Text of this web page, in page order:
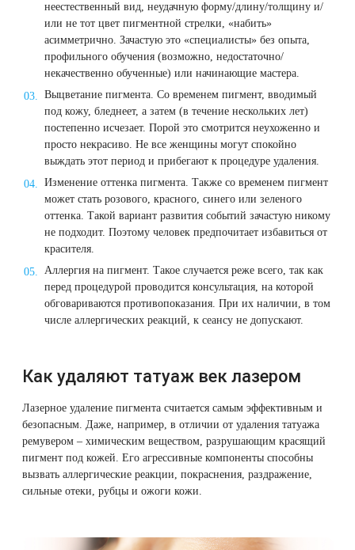
неестественный вид, неудачную форму/длину/толщину и/
или не тот цвет пигментной стрелки, «набить»
асимметрично. Зачастую это «специалисты» без опыта,
профильного обучения (возможно, недостаточно/
некачественно обученные) или начинающие мастера.
Выцветание пигмента. Со временем пигмент, вводимый
под кожу, бледнеет, а затем (в течение нескольких лет)
постепенно исчезает. Порой это смотрится неухоженно и
просто некрасиво. Не все женщины могут спокойно
выждать этот период и прибегают к процедуре удаления.
Изменение оттенка пигмента. Также со временем пигмент
может стать розового, красного, синего или зеленого
оттенка. Такой вариант развития событий зачастую никому
не подходит. Поэтому человек предпочитает избавиться от
красителя.
Аллергия на пигмент. Такое случается реже всего, так как
перед процедурой проводится консультация, на которой
обговариваются противопоказания. При их наличии, в том
числе аллергических реакций, к сеансу не допускают.
Как удаляют татуаж век лазером
Лазерное удаление пигмента считается самым эффективным и
безопасным. Даже, например, в отличии от удаления татуажа
ремувером – химическим веществом, разрушающим красящий
пигмент под кожей. Его агрессивные компоненты способны
вызвать аллергические реакции, покраснения, раздражение,
сильные отеки, рубцы и ожоги кожи.
QOOL- омоложение
Карбоновый пилинг
Лазерное лечение ринофимы
Лазерное лечение розацеа
Интимное лазерное омоложение
Лазерная подтяжка кожи живота
Лазерная подтяжка кожи на бедрах и коленях
Лазерное омоложение груди
Купить абонемент